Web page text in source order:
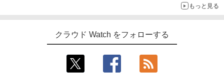
もっと見る
クラウド Watch をフォローする